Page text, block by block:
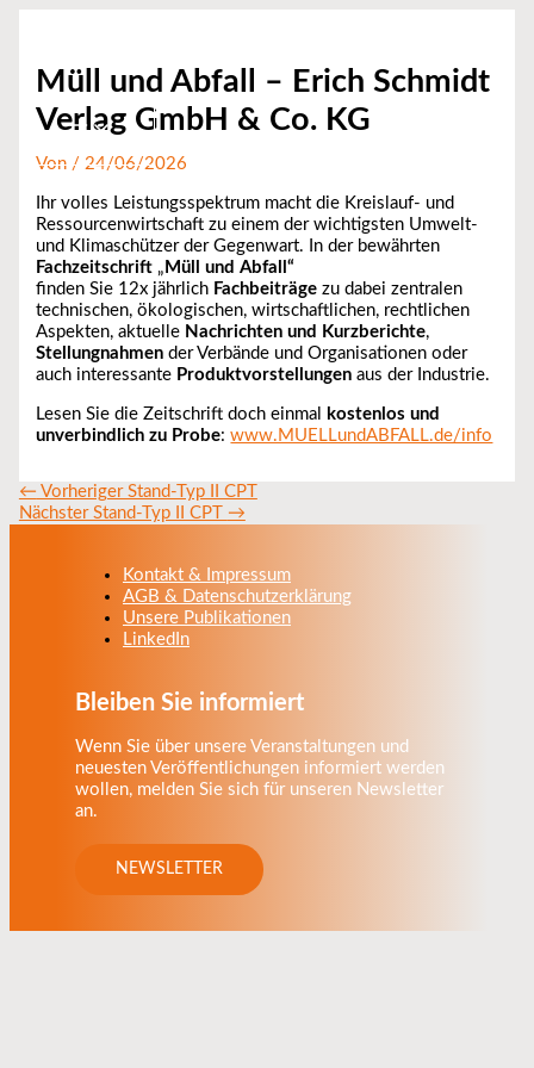
Müll und Abfall – Erich Schmidt
Verlag GmbH & Co. KG
Von / 24/06/2026
Ihr volles Leistungsspektrum macht die Kreislauf- und
Ressourcenwirtschaft zu einem der wichtigsten Umwelt-
und Klimaschützer der Gegenwart. In der bewährten
Fachzeitschrift „ Müll und Abfall“
finden Sie 12x jährlich Fachbeiträge zu dabei zentralen
technischen, ökologischen, wirtschaftlichen, rechtlichen
Aspekten, aktuelle Nachrichten und Kurzberichte,
Stellungnahmen der Verbände und Organisationen oder
auch interessante Produktvorstellungen aus der Industrie.
Lesen Sie die Zeitschrift doch einmal
kostenlos und
unverbindlich zu Probe:www.MUELLundABFALL.de/info
← Vorheriger Stand-Typ II CPT
Nächster Stand-Typ II CPT →
Kontakt & Impressum
AGB & Datenschutzerklärung
Unsere Publikationen
LinkedIn
Bleiben Sie informiert
Wenn Sie über unsere Veranstaltungen und
neuesten Veröffentlichungen informiert werden
wollen, melden Sie sich für unseren Newsletter
an.
NEWSLETTER